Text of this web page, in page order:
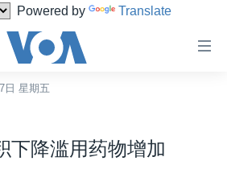
Powered by Translate
日 星期五
下降滥用药物增加